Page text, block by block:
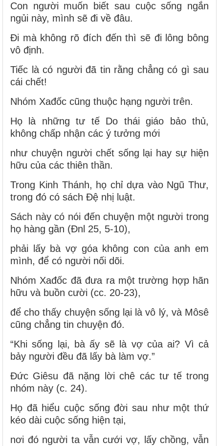
Con người muốn biết sau cuộc sống ngắn
ngủi này, mình sẽ đi về đâu.
Đi mà không rõ đích đến thì sẽ đi lông bông
vô định.
Tiếc là có người đã tin rằng chẳng có gì sau
cái chết!
Nhóm Xađốc cũng thuộc hạng người trên.
Họ là những tư tế Do thái giáo bảo thủ,
không chấp nhận các ý tưởng mới
như chuyện người chết sống lại hay sự hiện
hữu của các thiên thần.
Trong Kinh Thánh, họ chỉ dựa vào Ngũ Thư,
trong đó có sách Đệ nhị luật.
Sách này có nói đến chuyện một người trong
họ hàng gần (Đnl 25, 5-10),
phải lấy bà vợ góa không con của anh em
mình, để có người nối dõi.
Nhóm Xađốc đã đưa ra một trường hợp hãn
hữu và buồn cười (cc. 20-23),
để cho thấy chuyện sống lại là vô lý, và Môsê
cũng chẳng tin chuyện đó.
“Khi sống lại, bà ấy sẽ là vợ của ai? Vì cả
bảy người đều đã lấy bà làm vợ.”
Đức Giêsu đã nặng lời chê các tư tế trong
nhóm này (c. 24).
Họ đã hiểu cuộc sống đời sau như một thứ
kéo dài cuộc sống hiện tại,
nơi đó người ta vẫn cưới vợ, lấy chồng, vẫn